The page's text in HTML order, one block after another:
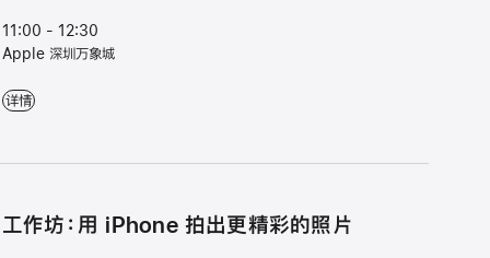
11:00 - 12:30
Apple 深圳万象城
Apple 夏令营：在 iPad 上创作超级英雄，执行救助任务 - 11:00 - 12:30 -
详情
工作坊：用 iPhone 拍出更精彩的照片